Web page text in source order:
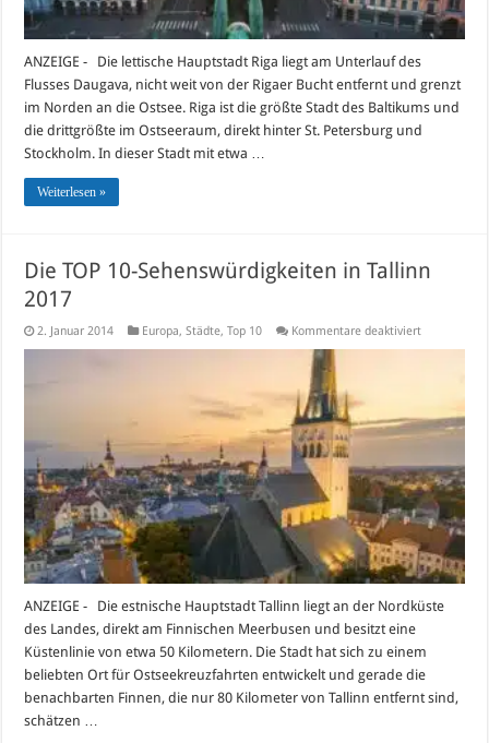
ANZEIGE - Die lettische Hauptstadt Riga liegt am Unterlauf des
Flusses Daugava, nicht weit von der Rigaer Bucht entfernt und grenzt
im Norden an die Ostsee. Riga ist die größte Stadt des Baltikums und
die drittgrößte im Ostseeraum, direkt hinter St. Petersburg und
Stockholm. In dieser Stadt mit etwa …
Weiterlesen »
Die TOP 10-Sehenswürdigkeiten in Tallinn
2017
2. Januar 2014 Europa,Städte,Top 10 Kommentare deaktiviertfür
Tallinn
2017
ANZEIGE - Die estnische Hauptstadt Tallinn liegt an der Nordküste
des Landes, direkt am Finnischen Meerbusen und besitzt eine
Küstenlinie von etwa 50 Kilometern. Die Stadt hat sich zu einem
beliebten Ort für Ostseekreuzfahrten entwickelt und gerade die
benachbarten Finnen, die nur 80 Kilometer von Tallinn entfernt sind,
schätzen …